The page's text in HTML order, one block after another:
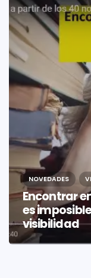
NOVEDADES
Encontrar
es
visibilidad